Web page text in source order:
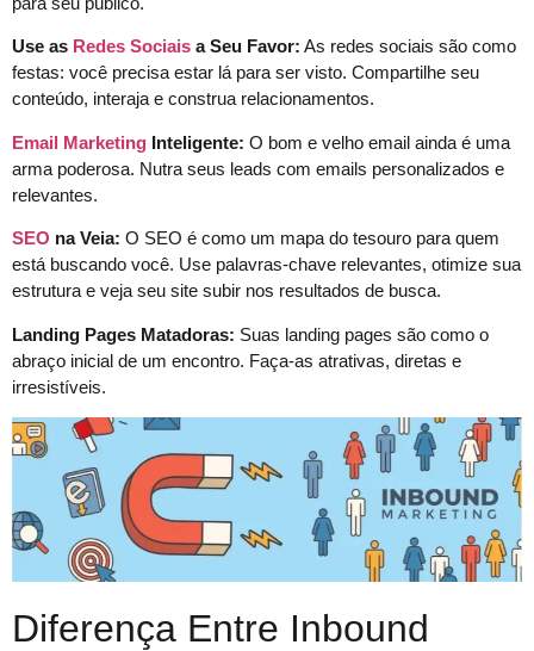
Use as Redes Sociais a Seu Favor: As redes sociais são como
festas: você precisa estar lá para ser visto. Compartilhe seu
conteúdo, interaja e construa relacionamentos.
Email Marketing Inteligente: O bom e velho email ainda é uma
arma poderosa. Nutra seus leads com emails personalizados e
relevantes.
SEO na Veia: O SEO é como um mapa do tesouro para quem
está buscando você. Use palavras-chave relevantes, otimize sua
estrutura e veja seu site subir nos resultados de busca.
Landing Pages Matadoras: Suas landing pages são como o
abraço inicial de um encontro. Faça-as atrativas, diretas e
irresistíveis.
Diferença Entre Inbound